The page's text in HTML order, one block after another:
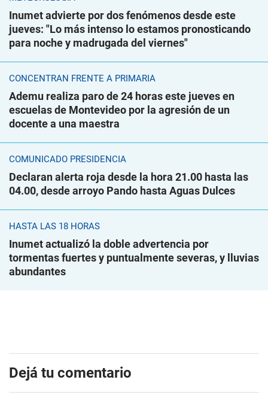
Inumet advierte por dos fenómenos desde este
jueves: "Lo más intenso lo estamos pronosticando
para noche y madrugada del viernes"
CONCENTRAN FRENTE A PRIMARIA
Ademu realiza paro de 24 horas este jueves en
escuelas de Montevideo por la agresión de un
docente a una maestra
COMUNICADO PRESIDENCIA
Declaran alerta roja desde la hora 21.00 hasta las
04.00, desde arroyo Pando hasta Aguas Dulces
HASTA LAS 18 HORAS
Inumet actualizó la doble advertencia por
tormentas fuertes y puntualmente severas, y lluvias
abundantes
Dejá tu comentario